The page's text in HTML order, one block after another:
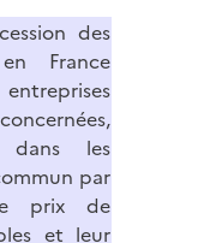
des
France
dans les
par
prix de
et leur